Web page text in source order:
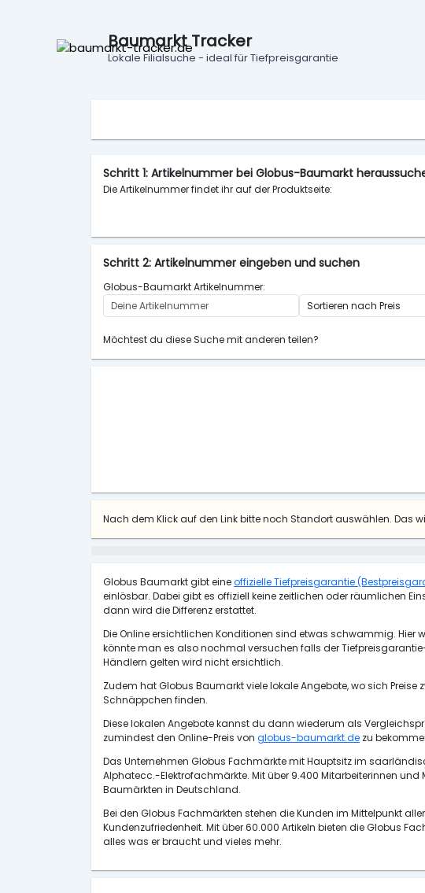
Baumarkt Tracker
Lokale Filialsuche - ideal für Tiefpreisgarantie
Schritt 1: Artikelnummer bei Globus-Baumarkt
Die Artikelnummer findet ihr auf der Produktseite:
Schritt 2: Artikelnummer eingeben und suchen
Globus-Baumarkt Artikelnummer:
Möchtest du diese Suche mit anderen teilen?
Nach dem Klick auf den Link bitte noch Standort auswählen. Das
Globus Baumarkt gibt eineoffizielle Tiefpreisgarantie
einlösbar. Dabei gibt es offiziell keine zeitlichen oder räumlichen
dann wird die Differenz erstattet.
Die Online ersichtlichen Konditionen sind etwas schwammig.
könnte man es also nochmal versuchen falls der
Händlern gelten wird nicht ersichtlich.
Zudem hat Globus Baumarkt viele lokale Angebote, wo sich
Schnäppchen finden.
Diese lokalen Angebote kannst du dann wiederum als
zumindest den Online-Preis von globus-baumarkt.de zu
Das Unternehmen Globus Fachmärkte mit Hauptsitz im
Alphatecc.-Elektrofachmärkte. Mit über 9.400 Mitarbeiterinnen
Baumärkten in Deutschland.
Bei den Globus Fachmärkten stehen die Kunden im Mittelpunkt
Kundenzufriedenheit. Mit über 60.000 Artikeln bieten die Globus
alles was er braucht und vieles mehr.